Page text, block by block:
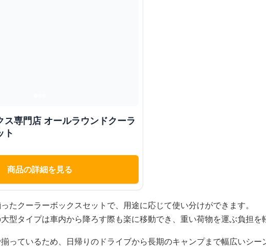
ス専門店 オールラウンドクーラ
ト
商品の詳細を見る
たクーラーボックスセットで、用途に応じて使い分けができます。
型タイプは車内から降ろす際も楽に移動でき、重い荷物を運ぶ負担を
っているため、日帰りのドライブから長期のキャンプまで幅広いシー